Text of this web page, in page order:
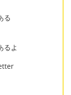
る
るよ